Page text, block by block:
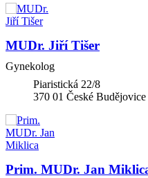
MUDr. Jiří Tišer
Gynekolog
Piaristická 22/8
370 01 České Budějovice
Prim. MUDr. Jan